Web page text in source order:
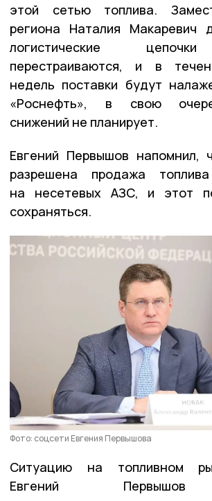
этой сетью топлива.
региона Наталия Макаревич
логистические
перестраиваются, и в
недель поставки будут
«Роснефть», в свою
снижений не планирует.
Евгений Первышов напомнил,
разрешена продажа
на несетевых АЗС, и этот
сохраняться.
Фото: соцсети Евгения Первышова
Ситуацию на топливном
Евгений